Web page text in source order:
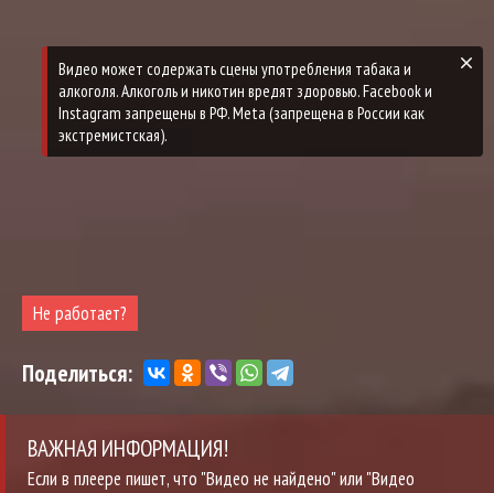
Не работает?
Поделиться:
ВАЖНАЯ ИНФОРМАЦИЯ!
Если в плеере пишет, что "Видео не найдено" или "Видео